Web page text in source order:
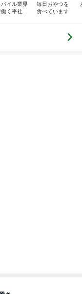
バイル業界
く平社員
毎日おやつを
食べています